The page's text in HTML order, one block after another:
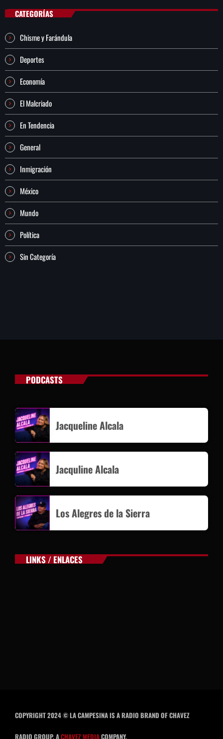
CATEGORÍAS
Chisme y Farándula
Deportes
Economía
El Malcriado
En Tendencia
General
Inmigración
México
Mundo
Política
Sin Categoría
PODCASTS
Jacqueline Alcala
Jacquline Alcala
Los Alegres de la Sierra
LINKS / ENLACES
COPYRIGHT 2024 © LA CAMPESINA IS A RADIO BRAND OF CHAVEZ
RADIO GROUP, ACHAVEZ MEDIACOMPANY.